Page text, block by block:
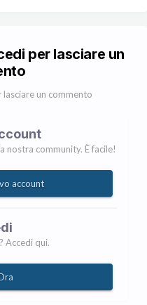
per lasciare un
un commento
nostra community. È facile!
account
Accedi qui.